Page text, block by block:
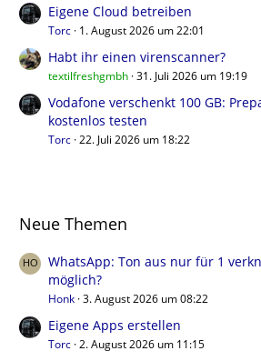
Eigene Cloud betreiben
Torc 1. August 2026 um 22:01
Habt ihr einen virenscanner?
textilfreshgmbh 31. Juli 2026 um 19:19
Vodafone verschenkt 100 GB:
kostenlos testen
Torc 22. Juli 2026 um 18:22
Neue Themen
WhatsApp: Ton aus nur für 1
möglich?
Honk 3. August 2026 um 08:22
Eigene Apps erstellen
Torc 2. August 2026 um 11:15